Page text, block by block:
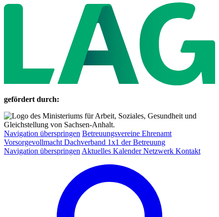
gefördert durch:
Navigation überspringen Betreuungsvereine Ehrenamt
Vorsorgevollmacht Dachverband 1x1 der Betreuung
Navigation überspringen Aktuelles Kalender Netzwerk Kontakt